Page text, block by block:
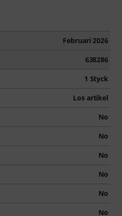
Februari 2026
638286
1 Styck
Los artikel
No
No
No
No
No
No